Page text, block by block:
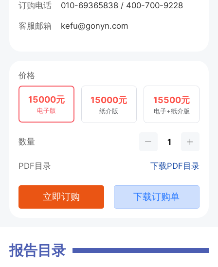
订购电话 010-69365838 / 400-700-9228
客服邮箱 kefu@gonyn.com
价格
15000元
电子版
15000元
纸介版
15500元
电子+纸介版
数量
PDF目录 下载PDF目录
立即订购 下载订购单
报告目录